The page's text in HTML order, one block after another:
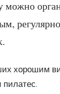
можно
хорошим
пилатес.